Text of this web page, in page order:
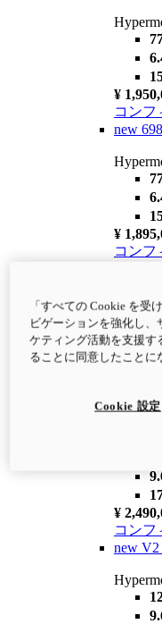
¥
コンフ
new
¥
コンフ
コン
newV2
¥
コンフ
new V2
「すべての Cookie を受
ビゲーションを強化し
ケティング活動を支援す
ることに同意したことに
Cookie 設定